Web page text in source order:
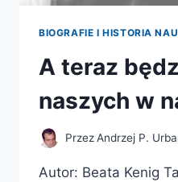
BIOGRAFIE I HISTORIA
A teraz
naszych w
PrzezAndrzej P.
Autor: Beata Kenig